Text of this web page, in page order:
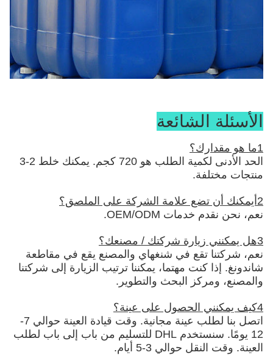
الأسئلة الشائعة
1ما هو مقدارك؟
الحد الأدنى لكمية الطلب هو 720 كجم. يمكنك خلط 2-3
منتجات مختلفة.
2أيمكنك أن تضع علامة الشركة على الملصق؟
نعم، نحن نقدم خدمات OEM/ODM.
3هل يمكنني زيارة شركتك / مصنعك؟
نعم، شركتنا تقع في شنغهاي والمصنع يقع في مقاطعة
شاندونغ. إذا كنت مهتما، يمكننا ترتيب الزيارة إلى شركتنا
والمصنع، ومركز البحث والتطوير.
4كيف يمكنني الحصول على عينة؟
اتصل بنا لطلب عينة مجانية. وقت قيادة العينة حوالي 7-
12 يومًا. سنستخدم DHL للتسليم من باب إلى باب لطلب
العينة. وقت النقل حوالي 3-5 أيام.